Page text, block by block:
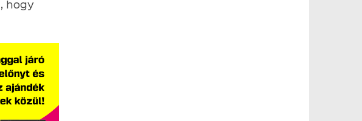
hogy